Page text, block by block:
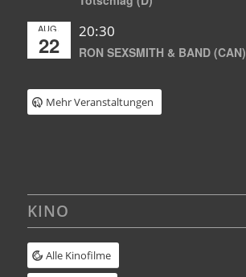
AUG.
22
20:30
RON SEXSMITH & BAND (CAN)
Mehr Veranstaltungen
KINO
Alle Kinofilme